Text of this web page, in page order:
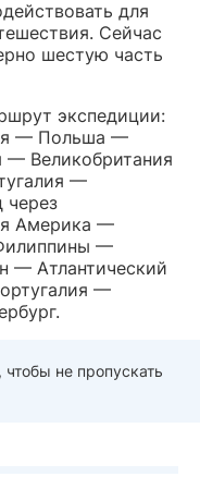
для
Сейчас
шестую часть
экспедиции:
— Польша —
Великобритания
—
через
Америка —
—
— Атлантический
—
, чтобы не пропускать